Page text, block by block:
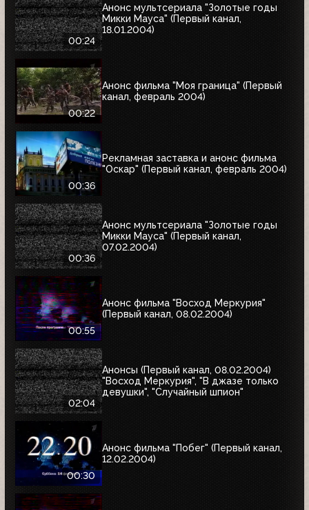
00:24
Анонс мультсериала "Золотые годы
Микки Мауса" (Первый канал,
18.01.2004)
00:22
Анонс фильма "Моя граница" (Первый
канал, февраль 2004)
00:36
Рекламная заставка и анонс фильма
"Оскар" (Первый канал, февраль 2004)
00:36
Анонс мультсериала "Золотые годы
Микки Мауса" (Первый канал,
07.02.2004)
00:55
Анонс фильма "Восход Меркурия"
(Первый канал, 08.02.2004)
02:04
Анонсы (Первый канал, 08.02.2004)
"Восход Меркурия", "В джазе только
девушки", "Случайный шпион"
00:30
Анонс фильма "Побег" (Первый канал,
12.02.2004)